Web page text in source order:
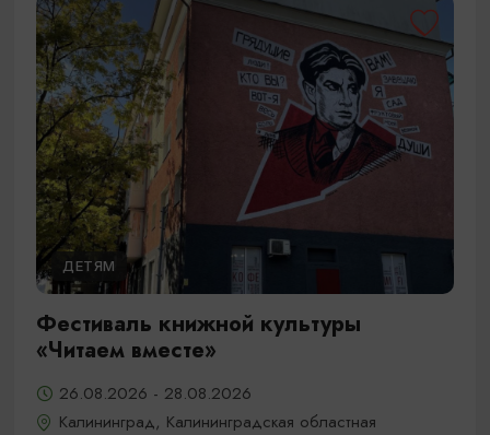
ДЕТЯМ
Фестиваль книжной культуры
«Читаем вместе»
26.08.2026 - 28.08.2026
Калининград, Калининградская областная